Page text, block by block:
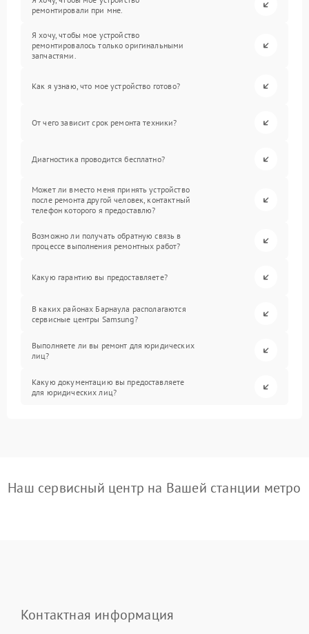
ремонтировали при мне.
Я хочу, чтобы мое устройство
ремонтировалось только оригинальными
запчастями.
Как я узнаю, что мое устройство готово?
От чего зависит срок ремонта техники?
Диагностика проводится бесплатно?
Может ли вместо меня принять устройство
после ремонта другой человек, контактный
телефон которого я предоставлю?
Возможно ли получать обратную связь в
процессе выполнения ремонтных работ?
Какую гарантию вы предоставляете?
В каких районах Барнаула располагаются
сервисные центры Samsung?
Выполняете ли вы ремонт для юридических
лиц?
Какую документацию вы предоставляете
для юридических лиц?
Наш сервисный центр на Вашей станции метро
Контактная информация